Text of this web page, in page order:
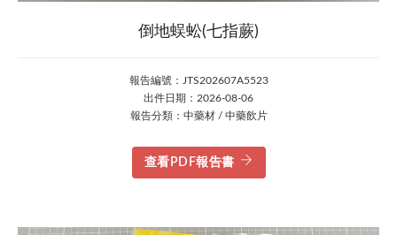
倒地蜈蚣(七指蕨)
報告編號：JTS202607A5523
出件日期：2026-08-06
報告分類：中藥材 / 中藥飲片
查看PDF報告書